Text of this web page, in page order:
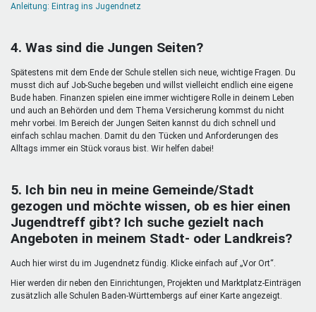
Anleitung: Eintrag ins Jugendnetz
4. Was sind die Jungen Seiten?
Spätestens mit dem Ende der Schule stellen sich neue, wichtige Fragen. Du
musst dich auf Job-Suche begeben und willst vielleicht endlich eine eigene
Bude haben. Finanzen spielen eine immer wichtigere Rolle in deinem Leben
und auch an Behörden und dem Thema Versicherung kommst du nicht
mehr vorbei. Im Bereich der Jungen Seiten kannst du dich schnell und
einfach schlau machen. Damit du den Tücken und Anforderungen des
Alltags immer ein Stück voraus bist. Wir helfen dabei!
5. Ich bin neu in meine Gemeinde/Stadt
gezogen und möchte wissen, ob es hier einen
Jugendtreff gibt? Ich suche gezielt nach
Angeboten in meinem Stadt- oder Landkreis?
Auch hier wirst du im Jugendnetz fündig. Klicke einfach auf „Vor Ort“.
Hier werden dir neben den Einrichtungen, Projekten und Marktplatz-Einträgen
zusätzlich alle Schulen Baden-Württembergs auf einer Karte angezeigt.